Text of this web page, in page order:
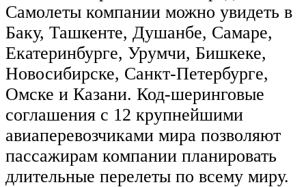
Самолеты компании можно увидеть в
Баку, Ташкенте, Душанбе, Самаре,
Екатеринбурге, Урумчи, Бишкеке,
Новосибирске, Санкт-Петербурге,
Омске и Казани. Код-шеринговые
соглашения с 12 крупнейшими
авиаперевозчиками мира позволяют
пассажирам компании планировать
длительные перелеты по всему миру.